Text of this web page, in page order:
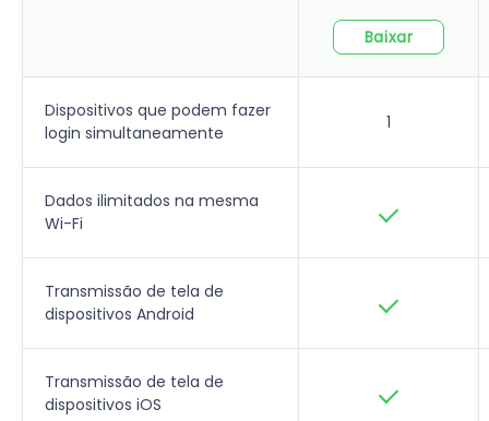
Baixar
Dispositivos que podem fazer
login simultaneamente
1
Dados ilimitados na mesma
Wi-Fi
Transmissão de tela de
dispositivos Android
Transmissão de tela de
dispositivos iOS